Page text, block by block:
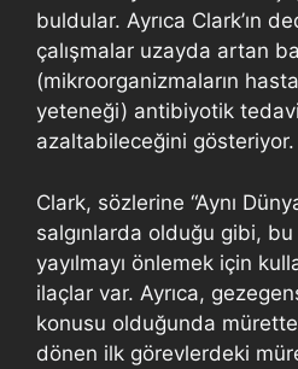
buldular. Ayrıca Clark’ın
çalışmalar uzayda artan
(mikroorganizmaların
yeteneği) antibiyotik
azaltabileceğini gösteriyor.
Clark, sözlerine “Aynı
salgınlarda olduğu gibi,
yayılmayı önlemek için
ilaçlar var. Ayrıca,
konusu olduğunda
dönen ilk görevlerdeki